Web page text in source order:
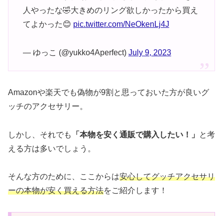
人やったな🤣大きめのリング欲しかったから買え
てよかった😊 pic.twitter.com/NeOkenLj4J
— ゆっこ (@yukko4Aperfect) July 9, 2023
Amazonや楽天でも偽物が9割と思っておいた方が良いグ
ッチのアクセサリー。
しかし、それでも 「本物を安く通販で購入したい！」
と考
える方は多いでしょう。
そんな方のために、ここからは安心してグッチアクセサリ
ーの本物が安く買える方法をご紹介します！